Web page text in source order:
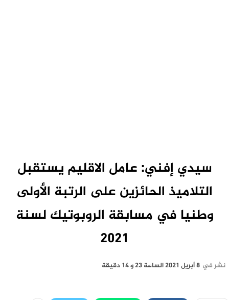
سيدي إفني: عامل الاقليم يستقبل
التلاميذ الحائزين على الرتبة الأولى
وطنيا في مسابقة الروبوتيك لسنة
2021
نشر في 8 أبريل 2021 الساعة 23 و 14 دقيقة